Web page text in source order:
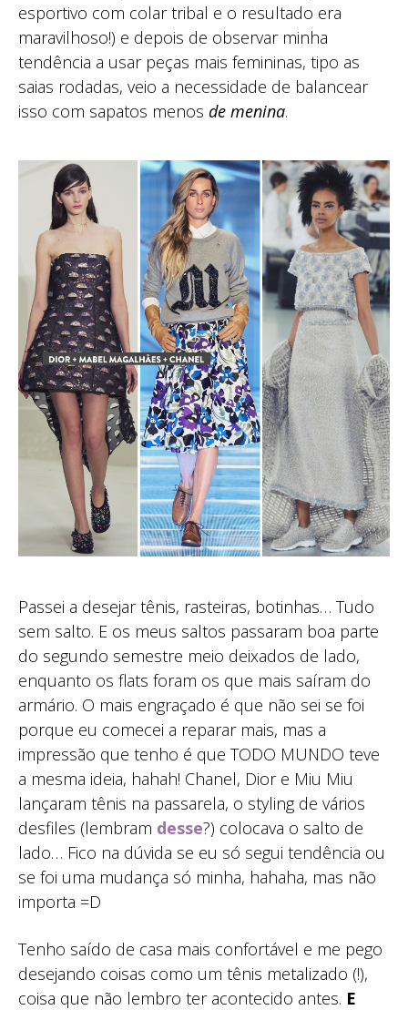
esportivo com colar tribal e o resultado era
maravilhoso!) e depois de observar minha
tendência a usar peças mais femininas, tipo as
saias rodadas, veio a necessidade de balancear
isso com sapatos menos de menina.
Passei a desejar tênis, rasteiras, botinhas… Tudo
sem salto. E os meus saltos passaram boa parte
do segundo semestre meio deixados de lado,
enquanto os flats foram os que mais saíram do
armário. O mais engraçado é que não sei se foi
porque eu comecei a reparar mais, mas a
impressão que tenho é que TODO MUNDO teve
a mesma ideia, hahah! Chanel, Dior e Miu Miu
lançaram tênis na passarela, o styling de vários
desfiles (lembram desse?) colocava o salto de
lado… Fico na dúvida se eu só segui tendência ou
se foi uma mudança só minha, hahaha, mas não
importa =D
Tenho saído de casa mais confortável e me pego
desejando coisas como um tênis metalizado (!),
coisa que não lembro ter acontecido antes. E